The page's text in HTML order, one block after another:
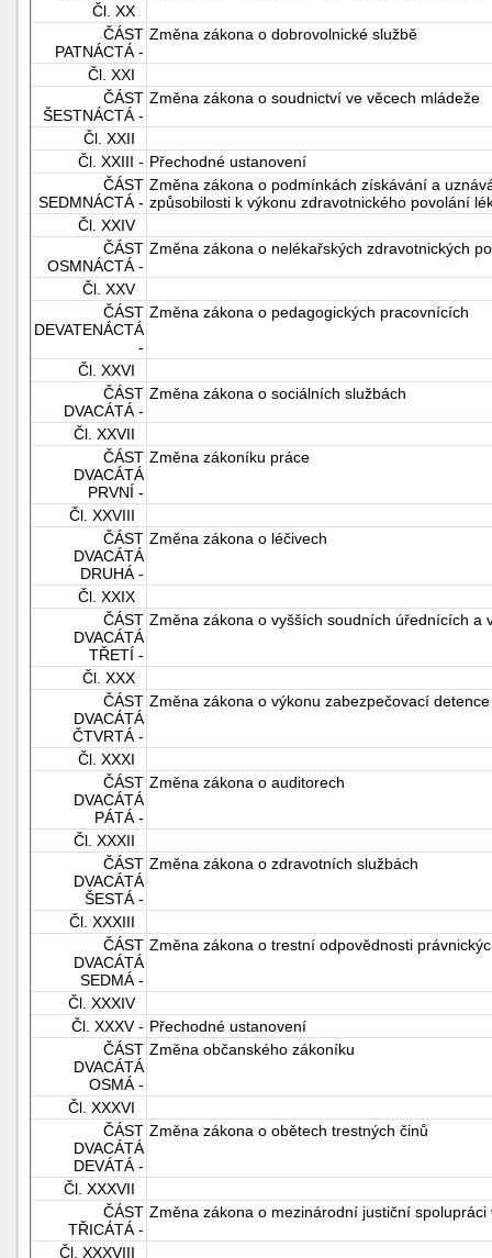
Čl. XX
ČÁST
PATNÁCTÁ -
Změna zákona o dobrovolnické službě
Čl. XXI
ČÁST
ŠESTNÁCTÁ -
Změna zákona o soudnictví ve věcech mládeže
Čl. XXII
Čl. XXIII - Přechodné ustanovení
ČÁST
SEDMNÁCTÁ -
Změna zákona o podmínkách získávání a
způsobilosti k výkonu zdravotnického povolání
Čl. XXIV
ČÁST
OSMNÁCTÁ -
Změna zákona o nelékařských zdravotnických
Čl. XXV
ČÁST
DEVATENÁCTÁ
-
Změna zákona o pedagogických pracovnících
Čl. XXVI
ČÁST
DVACÁTÁ -
Změna zákona o sociálních službách
Čl. XXVII
ČÁST
DVACÁTÁ
PRVNÍ -
Změna zákoníku práce
Čl. XXVIII
ČÁST
DVACÁTÁ
DRUHÁ -
Změna zákona o léčivech
Čl. XXIX
ČÁST
DVACÁTÁ
TŘETÍ -
Změna zákona o vyšších soudních úřednících a
Čl. XXX
ČÁST
DVACÁTÁ
ČTVRTÁ -
Změna zákona o výkonu zabezpečovací detence
Čl. XXXI
ČÁST
DVACÁTÁ
PÁTÁ -
Změna zákona o auditorech
Čl. XXXII
ČÁST
DVACÁTÁ
ŠESTÁ -
Změna zákona o zdravotních službách
Čl. XXXIII
ČÁST
DVACÁTÁ
SEDMÁ -
Změna zákona o trestní odpovědnosti
Čl. XXXIV
Čl. XXXV - Přechodné ustanovení
ČÁST
DVACÁTÁ
OSMÁ -
Změna občanského zákoníku
Čl. XXXVI
ČÁST
DVACÁTÁ
DEVÁTÁ -
Změna zákona o obětech trestných činů
Čl. XXXVII
ČÁST
TŘICÁTÁ -
Změna zákona o mezinárodní justiční
Čl. XXXVIII